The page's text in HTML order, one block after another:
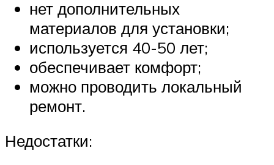
нет дополнительных
материалов для установки;
используется 40-50 лет;
обеспечивает комфорт;
можно проводить локальный
ремонт.
Недостатки: